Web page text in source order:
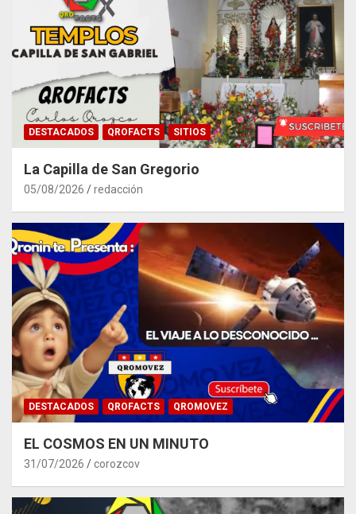
DESTACADOS QROFACTS SITIOS
La Capilla de San Gregorio
05/08/2026 redacción
DESTACADOS QROFACTS QROMOVEZ
EL COSMOS EN UN MINUTO
31/07/2026 corozcov